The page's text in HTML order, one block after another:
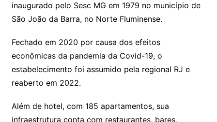
inaugurado pelo Sesc MG em 1979 no município de
São João da Barra, no Norte Fluminense.
Fechado em 2020 por causa dos efeitos
econômicas da pandemia da Covid-19, o
estabelecimento foi assumido pela regional RJ e
reaberto em 2022.
Além de hotel, com 185 apartamentos, sua
infraestrutura conta com restaurantes, bares,